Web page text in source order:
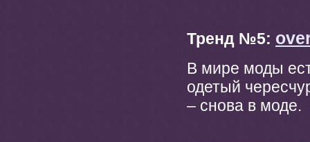
Тренд №5:
В мире моды
одетый
– снова в моде.